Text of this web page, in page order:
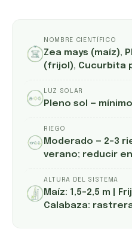
NOMBRE CIENTÍFICO
Zea mays (maíz),
(frijol), Cucurbita
LUZ SOLAR
Pleno sol —
RIEGO
Moderado — 2–3
verano; reducir
ALTURA DEL SISTEMA
Maíz: 1,5–2,5 m |
Calabaza: